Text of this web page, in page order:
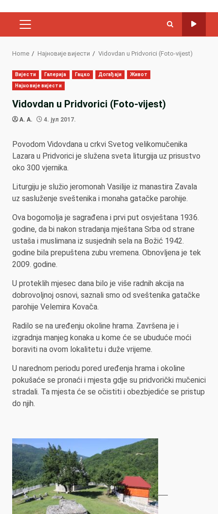
PRIMARY
Home Најновије вијести Vidovdan u Pridvorici (Foto-vijest)
Вијести Галерија Гацко Догађаји Живот
Најновије вијести
Vidovdan u Pridvorici (Foto-vijest)
A. A. 4. јул 2017.
Povodom Vidovdana u crkvi Svetog velikomučenika
Lazara u Pridvorici je služena sveta liturgija uz prisustvo
oko 300 vjernika.
Liturgiju je služio jeromonah Vasilije iz manastira Zavala
uz sasluženje sveštenika i monaha gatačke parohije.
Ova bogomolja je sagrađena i prvi put osvještana 1936.
godine, da bi nakon stradanja mještana Srba od strane
ustaša i muslimana iz susjednih sela na Božić 1942.
godine bila prepuštena zubu vremena. Obnovljena je tek
2009. godine.
U proteklih mjesec dana bilo je više radnih akcija na
dobrovoljnoj osnovi, saznali smo od sveštenika gatačke
parohije Velemira Kovača.
Radilo se na uređenju okoline hrama. Završena je i
izgradnja manjeg konaka u kome će se ubuduće moći
boraviti na ovom lokalitetu i duže vrijeme.
U narednom periodu pored uređenja hrama i okoline
pokušaće se pronaći i mjesta gdje su pridvorički mučenici
stradali. Ta mjesta će se očistiti i obezbjediće se pristup
do njih.